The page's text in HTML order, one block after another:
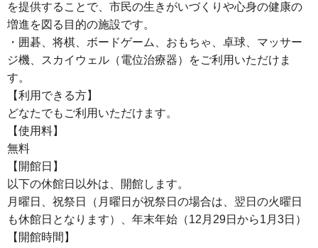
を提供することで、市民の生きがいづくりや心身の健康の
増進を図る目的の施設です。
・囲碁、将棋、ボードゲーム、おもちゃ、卓球、マッサー
ジ機、スカイウェル（電位治療器）をご利用いただけま
す。
【利用できる方】
どなたでもご利用いただけます。
【使用料】
無料
【開館日】
以下の休館日以外は、開館します。
月曜日、祝祭日（月曜日が祝祭日の場合は、翌日の火曜日
も休館日となります）、年末年始（12月29日から1月3日）
【開館時間】